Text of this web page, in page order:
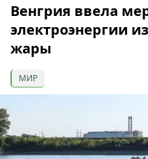
Венгрия ввела
электроэнергии
жары
МИР